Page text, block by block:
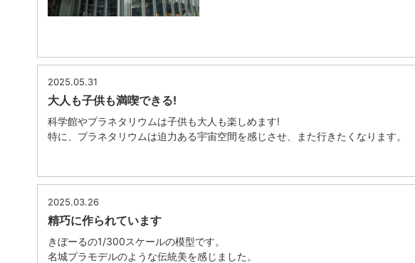
2025.05.31
大人も子供も満喫できる!
科学館やプラネタリウムは子供も大人も楽しめます!
特に、プラネタリウムは迫力ある宇宙空間を感じさせ、また行きたくなります。
2025.03.26
精巧に作られています
きぼーるの1/300スケールの模型です。
名城プラモデルのような伝統美を感じました。